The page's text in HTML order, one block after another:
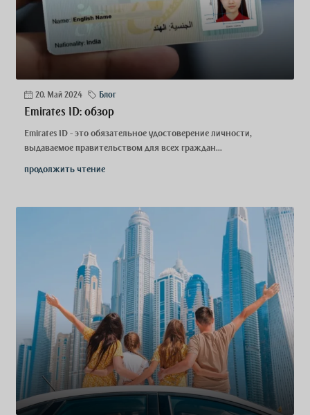
20. Май 2024 Блог
Emirates ID: обзор
Emirates ID - это обязательное удостоверение личности,
выдаваемое правительством для всех граждан...
продолжить чтение